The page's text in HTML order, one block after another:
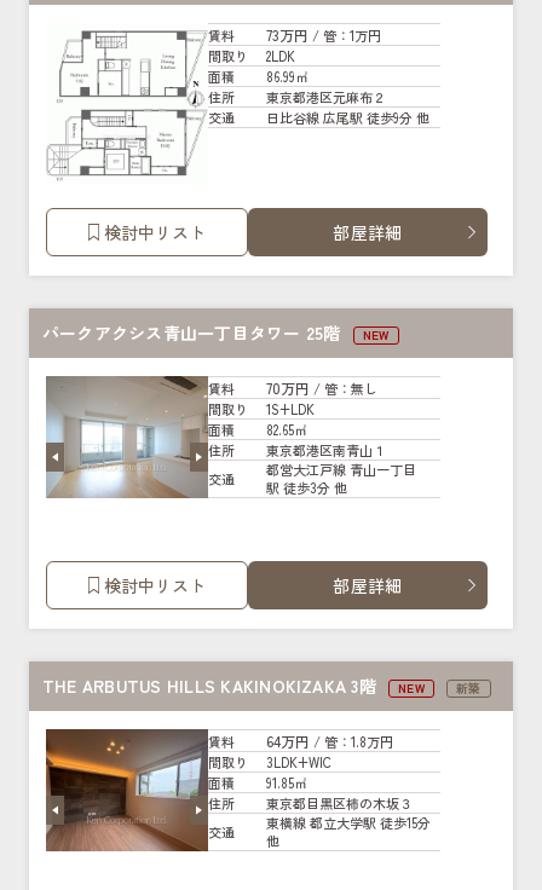
賃料 73万円 / 管：1万円
間取り
2LDK
面積
86.99㎡
住所
東京都港区元麻布２
交通
日比谷線 広尾駅 徒歩9分 他
検討中リスト 部屋詳細
パークアクシス青山一丁目タワー 25階 NEW
賃料 70万円 / 管：無し
間取り
1S+LDK
面積
82.65㎡
住所
東京都港区南青山１
交通
都営大江戸線 青山一丁目
駅 徒歩3分 他
検討中リスト 部屋詳細
THE ARBUTUS HILLS KAKINOKIZAKA 3階 NEW 新築
賃料 64万円 / 管：1.8万円
間取り
3LDK+WIC
面積
91.85㎡
住所
東京都目黒区柿の木坂３
交通
東横線 都立大学駅 徒歩15分
他